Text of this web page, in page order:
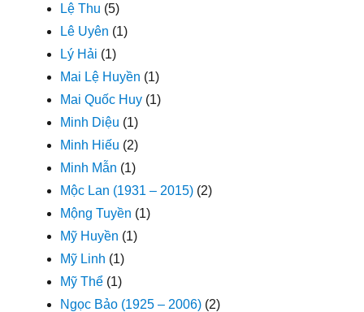
Lệ Thu (5)
Lê Uyên (1)
Lý Hải (1)
Mai Lệ Huyền (1)
Mai Quốc Huy (1)
Minh Diệu (1)
Minh Hiếu (2)
Minh Mẫn (1)
Mộc Lan (1931 – 2015) (2)
Mộng Tuyền (1)
Mỹ Huyền (1)
Mỹ Linh (1)
Mỹ Thể (1)
Ngọc Bảo (1925 – 2006) (2)